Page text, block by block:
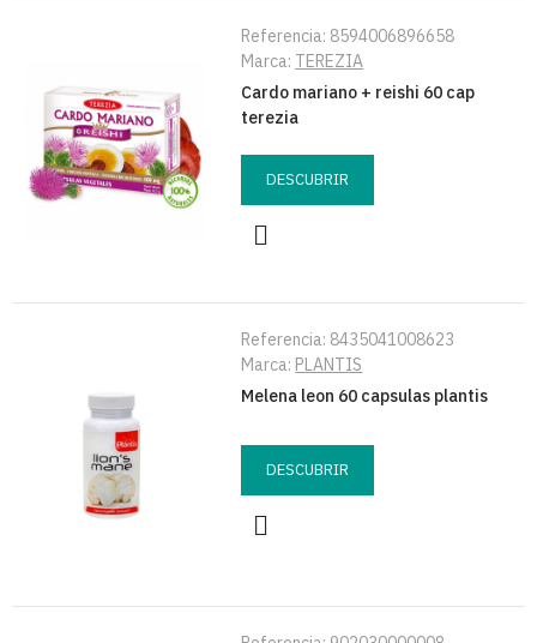
Referencia: 8594006896658
Marca: TEREZIA
Cardo mariano + reishi 60 cap
terezia
DESCUBRIR
Referencia: 8435041008623
Marca: PLANTIS
Melena leon 60 capsulas plantis
DESCUBRIR